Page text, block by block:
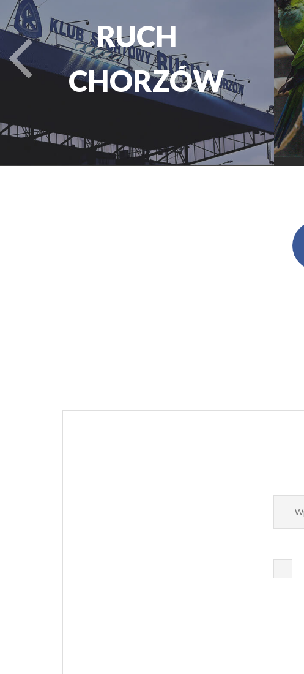
PARK
ŚLĄSKI
turysta.Previous